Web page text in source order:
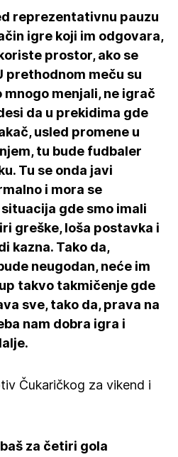
reprezentativnu pauzu
igre koji im odgovara,
prostor, ako se
prethodnom meču su
menjali, ne igrač
da u prekidima gde
usled promene u
tu bude fudbaler
Tu se onda javi
i mora se
gde smo imali
greške, loša postavka i
kazna. Tako da,
neugodan, neće im
takvo takmičenje gde
sve, tako da, prava na
nam dobra igra i
Čukaričkog za vikend i
za četiri gola